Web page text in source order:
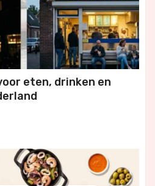
eten, drinken en